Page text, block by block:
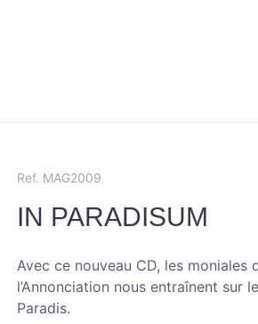
Ref. MAG2009
IN PARADISUM
Avec ce nouveau CD, les moniales
l’Annonciation nous entraînent sur
Paradis.